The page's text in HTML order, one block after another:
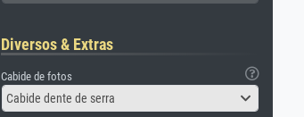
Diversos & Extras
Cabide de fotos
Cabide dente de serra